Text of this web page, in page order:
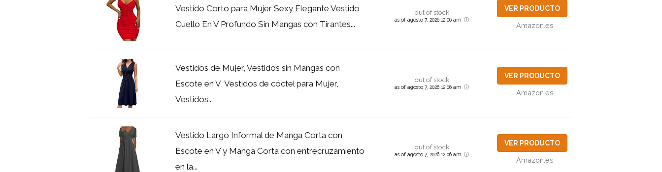
Vestido Corto para Mujer Sexy Elegante Vestido
Cuello En V Profundo Sin Mangas con Tirantes...
out of stock
as of agosto 7, 2026 12:06 am
VER PRODUCTO
Amazon.es
Vestidos de Mujer, Vestidos sin Mangas con
Escote en V, Vestidos de cóctel para Mujer,
Vestidos...
out of stock
as of agosto 7, 2026 12:06 am
VER PRODUCTO
Amazon.es
Vestido Largo Informal de Manga Corta con
Escote en V y Manga Corta con entrecruzamiento
en la...
out of stock
as of agosto 7, 2026 12:06 am
VER PRODUCTO
Amazon.es